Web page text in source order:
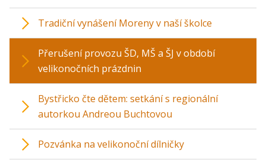
Tradiční vynášení Moreny v naší školce
Přerušení provozu ŠD, MŠ a ŠJ v období
velikonočních prázdnin
Bystřicko čte dětem: setkání s regionální
autorkou Andreou Buchtovou
Pozvánka na velikonoční dílničky